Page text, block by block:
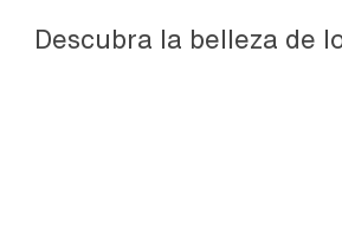
Descubra la belleza de